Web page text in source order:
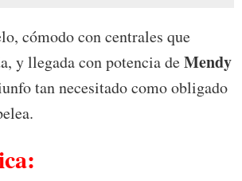
cómodo con centrales que
y llegada con potencia deMendy
tan necesitado como obligado